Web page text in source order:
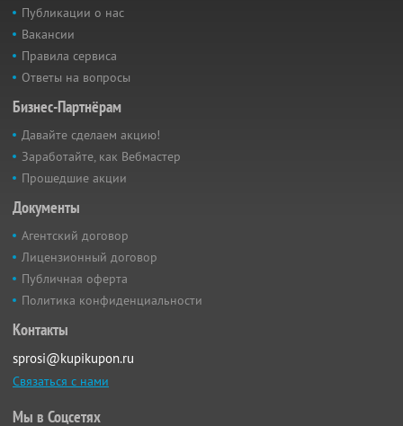
Публикации о нас
Вакансии
Правила сервиса
Ответы на вопросы
Бизнес-Партнёрам
Давайте сделаем акцию!
Заработайте, как Вебмастер
Прошедшие акции
Документы
Агентский договор
Лицензионный договор
Публичная оферта
Политика конфиденциальности
Контакты
sprosi@kupikupon.ru
Связаться с нами
Мы в Соцсетях